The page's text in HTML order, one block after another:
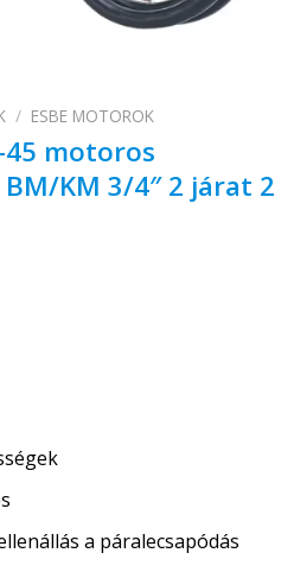
/ ESBE MOTOROK
45 motoros
KM 3/4″ 2 járat 2
a páralecsapódás